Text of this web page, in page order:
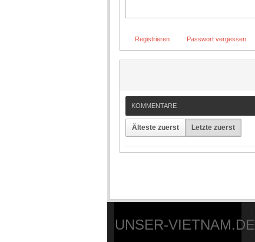
Registrieren Passwort vergessen
KOMMENTARE
Älteste zuerst Letzte zuerst
UNSER-VIETNAM.DE